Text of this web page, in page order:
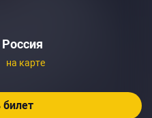
на карте
билет